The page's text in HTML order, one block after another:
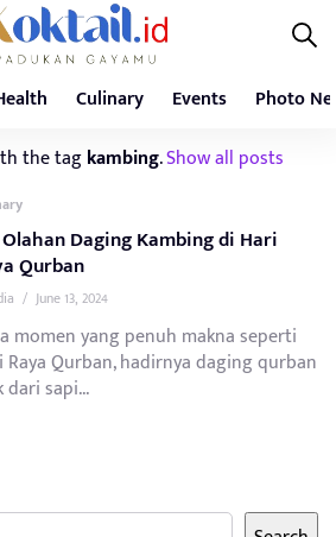
Culinary Events Photo
the tagkambing.Show all posts
Daging Kambing di Hari
Qurban
/ June 13, 2024
momen yang penuh makna seperti
Raya Qurban, hadirnya daging qurban
dari sapi...